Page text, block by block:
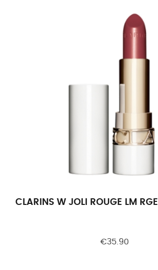
CLARINS W JOLI ROUGE LM
€35.90